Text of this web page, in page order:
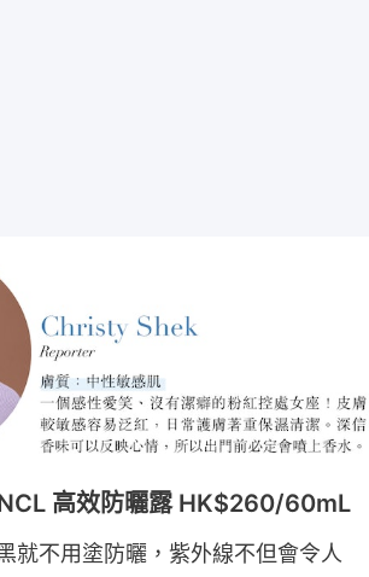
高效防曬露 HK$260/60mL
就不用塗防曬，紫外線不但會令人